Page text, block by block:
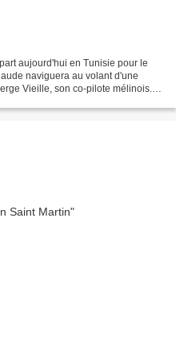
aujourd'hui en Tunisie pour le
naviguera au volant d'une
Vieille, son co-pilote mélinois.